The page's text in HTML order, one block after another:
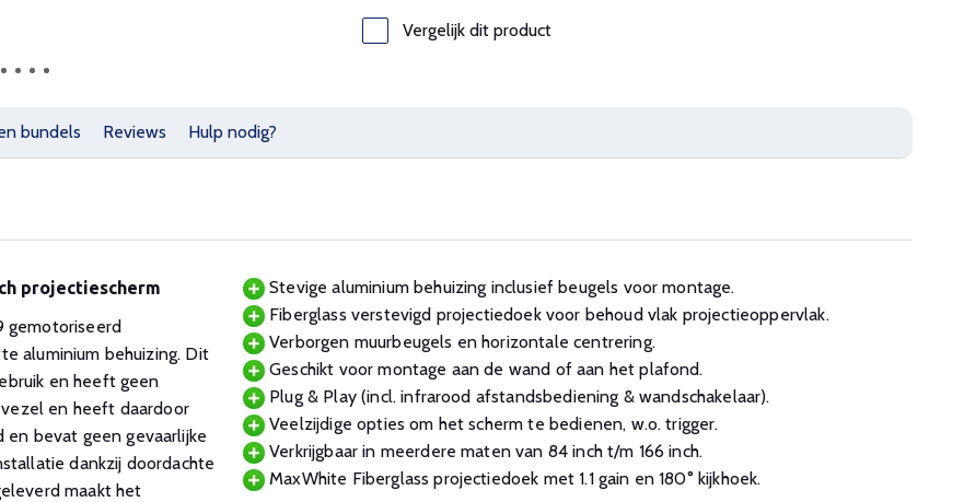
Vergelijk dit product
bundels Reviews Hulp nodig?
projectiescherm
gemotoriseerd
aluminium behuizing. Dit
en heeft geen
en heeft daardoor
en bevat geen gevaarlijke
dankzij doordachte
maakt het
Stevige aluminium behuizing inclusief beugels voor montage.
Fiberglass verstevigd projectiedoek voor behoud vlak projectieoppervlak.
Verborgen muurbeugels en horizontale centrering.
Geschikt voor montage aan de wand of aan het plafond.
Plug & Play (incl. infrarood afstandsbediening & wandschakelaar).
Veelzijdige opties om het scherm te bedienen, w.o. trigger.
Verkrijgbaar in meerdere maten van 84 inch t/m 166 inch.
MaxWhite Fiberglass projectiedoek met 1.1 gain en 180° kijkhoek.